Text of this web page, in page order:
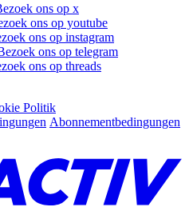
ons op x
ons op youtube
ons op instagram
ons op telegram
ons op threads
Politik
Abonnementbedingungen